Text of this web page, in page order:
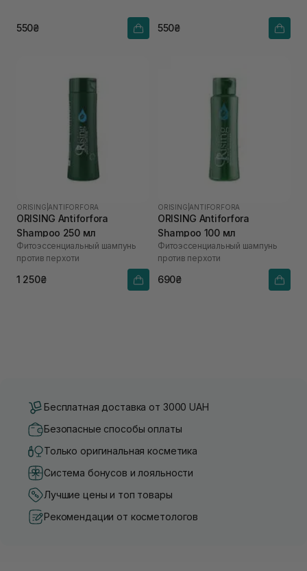
550₴ 550₴
ORISING ANTIFORFORA
ORISING Antiforfora
Shampoo 250 мл
Фитоэссенциальный шампунь
против перхоти
1 250₴
ORISING ANTIFORFORA
ORISING Antiforfora
Shampoo 100 мл
Фитоэссенциальный шампунь
против перхоти
690₴
Бесплатная доставка от 3000 UAH
Безопасные способы оплаты
Только оригинальная косметика
Система бонусов и лояльности
Лучшие цены и топ товары
Рекомендации от косметологов